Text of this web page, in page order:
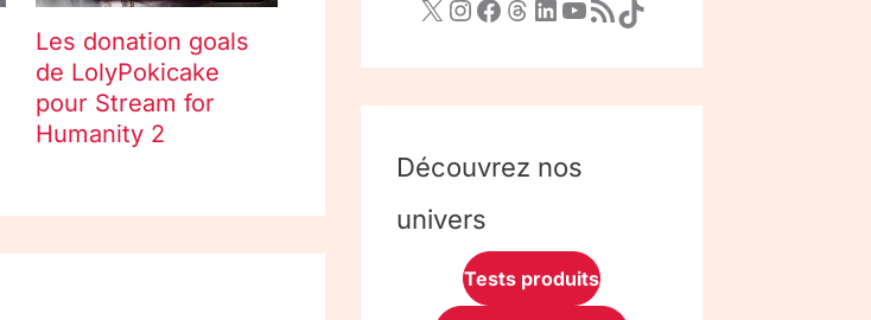
Les donation goals
de LolyPokicake
pour Stream for
Humanity 2
Découvrez nos
univers
Tests produits